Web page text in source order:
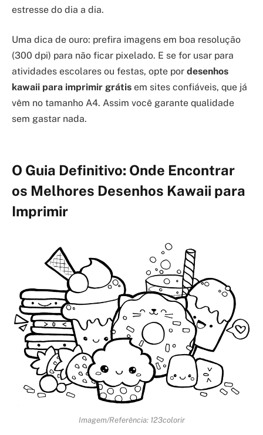
estresse do dia a dia.
Uma dica de ouro: prefira imagens em boa resolução
(300 dpi) para não ficar pixelado. E se for usar para
atividades escolares ou festas, opte por desenhos
kawaii para imprimir grátis em sites confiáveis, que já
vêm no tamanho A4. Assim você garante qualidade
sem gastar nada.
O Guia Definitivo: Onde Encontrar
os Melhores Desenhos Kawaii para
Imprimir
Imagem/Referência: 123colorir